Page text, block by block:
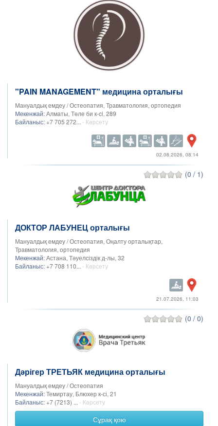
"PAIN MANAGEMENT" медицина орталығы
Мануалдық емдеу / Остеопатия, Травматология, ортопедия
Мекенжай:Алматы, Төле би к-ci, 289
Байланыс: +7 705 272... - Көрсету
02.08.2026, 08:14
(0 / 1)
ДОКТОР ЛАБУНЕЦ орталығы
Мануалдық емдеу / Остеопатия, Оңалту орталықтар,
Травматология, ортопедия
Мекенжай:Астана, Тәуелсіздік д-лы, 32
Байланыс: +7 708 110... - Көрсету
21.07.2026, 11:03
(0 / 0)
Дәрігер ТРЕТЬЯК медицина орталығы
Мануалдық емдеу / Остеопатия
Мекенжай:Темиртау, Блюхер к-сі, 21
Байланыс: +7 (7213) ... - Көрсету
Сұрақ қою